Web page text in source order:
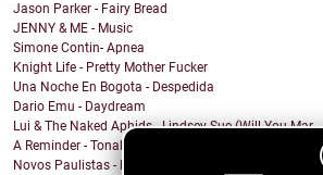
Jason Parker - Fairy Bread
JENNY & ME - Music
Simone Contin- Apnea
Knight Life - Pretty Mother Fucker
Una Noche En Bogota - Despedida
Dario Emu - Daydream
Lui & The Naked Aphids - Lindsey Sue (Will You Mar...
A Reminder - Tonal Wakeup
Novos Paulistas - Num Piscar de Olhos